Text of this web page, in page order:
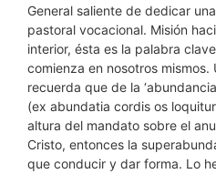
General saliente de dedicar
pastoral vocacional. Misión
interior, ésta es la palabra
comienza en nosotros mismos.
recuerda que de la
(ex abundatia cordis os
altura del mandato sobre el
Cristo, entonces la
que conducir y dar forma. Lo